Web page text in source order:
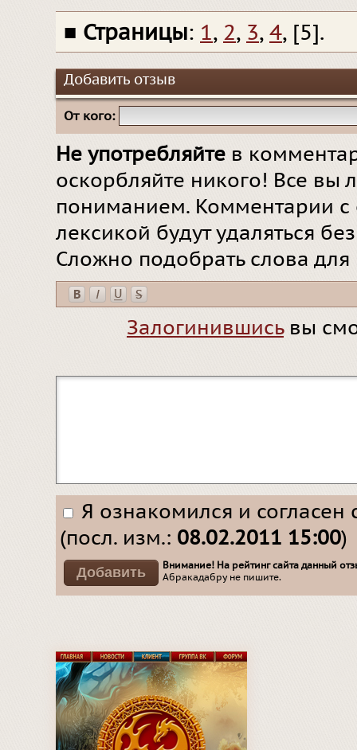
■ Страницы: 1, 2, 3, 4, [5].
Добавить отзыв
От кого:
Не употребляйте в
оскорбляйте никого! Все вы
пониманием. Комментарии
лексикой будут удаляться
Сложно подобрать слова
Залогинившисьвы
Я ознакомился и согласен
(посл. изм.: 08.02.2011 15:00)
Внимание! На рейтинг сайта данный
Абракадабру не пишите.